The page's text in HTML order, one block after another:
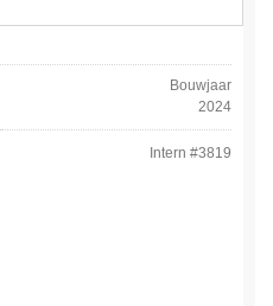
Bouwjaar
2024
Intern #3819